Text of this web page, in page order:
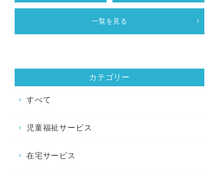
一覧を見る
カテゴリー
すべて
児童福祉サービス
在宅サービス